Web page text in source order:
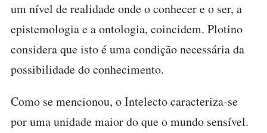
um nível de realidade onde o conhecer e o ser, a
epistemologia e a ontologia, coincidem. Plotino
considera que isto é uma condição necessária da
possibilidade do conhecimento.
Como se mencionou, o Intelecto caracteriza-se
por uma unidade maior do que o mundo sensível.